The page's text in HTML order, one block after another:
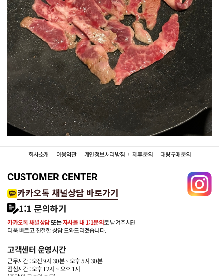
회사소개 이용약관 개인정보처리방침 제휴문의 대량구매문의
CUSTOMER CENTER
카카오톡 채널상담 바로가기
1:1 문의하기
카카오톡 채널상담또는자사몰 내 1:1문의로 남겨주시면
더욱 빠르고 친절한 상담 도와드리겠습니다.
고객센터 운영시간
근무시간 : 오전 9시 30분 ~ 오후 5시 30분
점심시간 : 오후 12시 ~ 오후 1시